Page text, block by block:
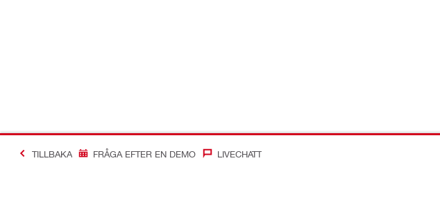
TILLBAKA FRÅGA EFTER EN DEMO LIVECHATT